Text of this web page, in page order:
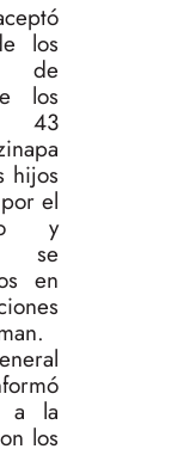
los
de
los
43
hijos
el
y
se
en
a la
los